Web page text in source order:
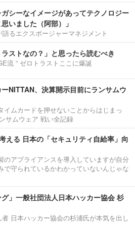
ガシーなイメージがあってテクノロジー
いました（阿部）」
るエクスポージャーマネジメント
ラストなの？」と思ったら読むべき
流 ” ゼロトラストここに爆誕
NITTAN、決算開示目前にランサムウ
イムカードを押せないことからはじまっ
サムウェア 戦い全記録
える 日本の「セキュリティ自給率」向
のアプライアンスを導入していますが自分
で守られているかわかっていないんじゃな
グ」一般社団法人日本ハッカー協会 杉
日本ハッカー協会の杉浦氏が本気を出し